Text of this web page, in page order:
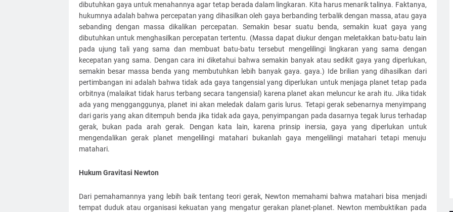
dibutuhkan gaya untuk menahannya agar tetap berada dalam lingkaran. Kita harus menarik talinya. Faktanya,
hukumnya adalah bahwa percepatan yang dihasilkan oleh gaya berbanding terbalik dengan massa, atau gaya
sebanding dengan massa dikalikan percepatan. Semakin besar suatu benda, semakin kuat gaya yang
dibutuhkan untuk menghasilkan percepatan tertentu. (Massa dapat diukur dengan meletakkan batu-batu lain
pada ujung tali yang sama dan membuat batu-batu tersebut mengelilingi lingkaran yang sama dengan
kecepatan yang sama. Dengan cara ini diketahui bahwa semakin banyak atau sedikit gaya yang diperlukan,
semakin besar massa benda yang membutuhkan lebih banyak gaya. gaya.) Ide brilian yang dihasilkan dari
pertimbangan ini adalah bahwa tidak ada gaya tangensial yang diperlukan untuk menjaga planet tetap pada
orbitnya (malaikat tidak harus terbang secara tangensial) karena planet akan meluncur ke arah itu. Jika tidak
ada yang mengganggunya, planet ini akan meledak dalam garis lurus. Tetapi gerak sebenarnya menyimpang
dari garis yang akan ditempuh benda jika tidak ada gaya, penyimpangan pada dasarnya tegak lurus terhadap
gerak, bukan pada arah gerak. Dengan kata lain, karena prinsip inersia, gaya yang diperlukan untuk
mengendalikan gerak planet mengelilingi matahari bukanlah gaya mengelilingi matahari tetapi menuju
matahari.
Hukum Gravitasi Newton
Dari pemahamannya yang lebih baik tentang teori gerak, Newton memahami bahwa matahari bisa menjadi
tempat duduk atau organisasi kekuatan yang mengatur gerakan planet-planet. Newton membuktikan pada